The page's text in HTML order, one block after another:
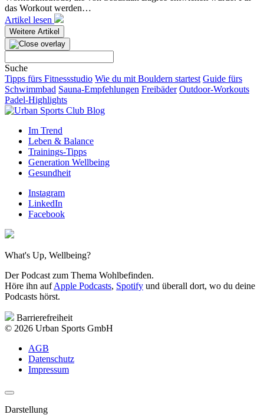
das Workout werden…
Artikel lesen
Weitere Artikel
nach:
Suche
Tipps fürs Fitnessstudio Wie du mit Bouldern startest Guide fürs
Schwimmbad Sauna-Empfehlungen Freibäder Outdoor-Workouts
Padel-Highlights
Im Trend
Leben & Balance
Trainings-Tipps
Generation Wellbeing
Gesundheit
Instagram
LinkedIn
Facebook
What's Up, Wellbeing?
Der Podcast zum Thema Wohlbefinden.
Höre ihn aufApple Podcasts, Spotify und überall dort, wo du deine
Podcasts hörst.
Barrierefreiheit
© 2026 Urban Sports GmbH
AGB
Datenschutz
Impressum
Darstellung